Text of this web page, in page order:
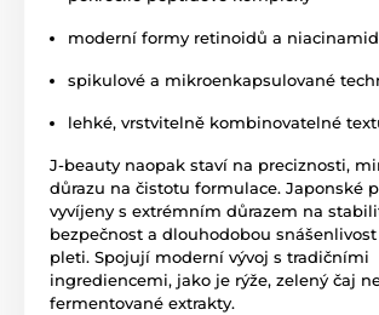
moderní formy retinoidů a
spikulové a mikroenkapsulované
lehké, vrstvitelně kombinovatelné
J-beauty naopak staví na preciznosti,
důrazu na čistotu formulace. Japonské
vyvíjeny s extrémním důrazem na
bezpečnost a dlouhodobou
pleti. Spojují moderní vývoj s tradičními
ingrediencemi, jako je rýže, zelený čaj
fermentované extrakty.